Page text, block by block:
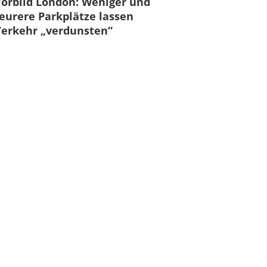
Parkplätze lassen
„verdunsten“